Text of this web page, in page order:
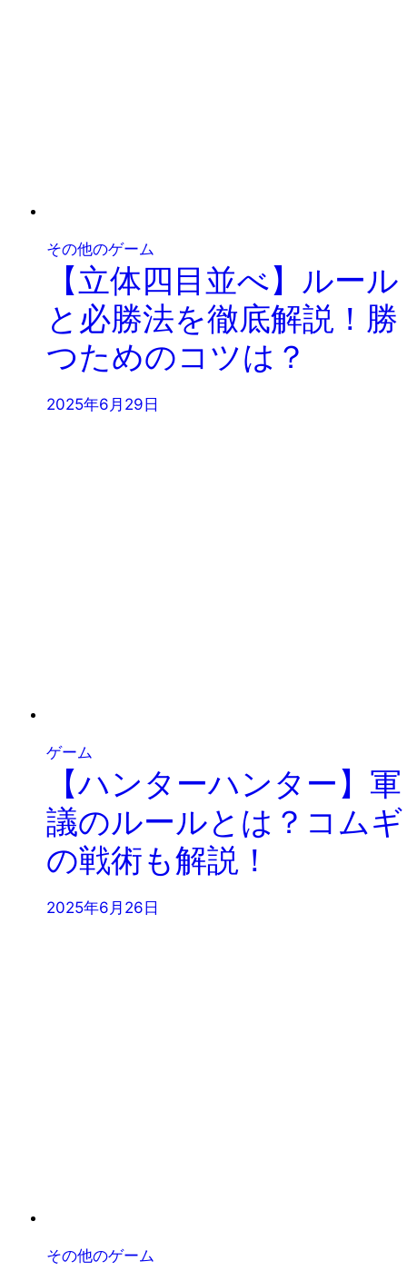
その他のゲーム
【立体四目並べ】ルール
と必勝法を徹底解説！勝
つためのコツは？
2025年6月29日
ゲーム
【ハンターハンター】軍
議のルールとは？コムギ
の戦術も解説！
2025年6月26日
その他のゲーム